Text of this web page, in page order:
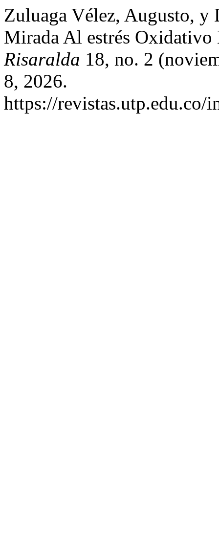
Zuluaga Vélez, Augusto,
Mirada Al estrés
Risaralda 18, no. 2
8, 2026.
https://revistas.utp.edu.co/